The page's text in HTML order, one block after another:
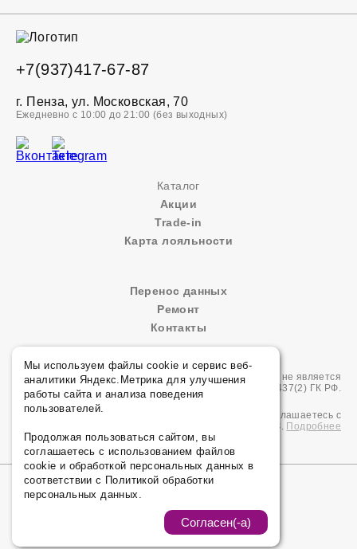
+7(937)417-67-87
г. Пенза, ул. Московская, 70
Ежедневно с 10:00 до 21:00 (без выходных)
Каталог
Акции
Trade-in
Карта лояльности
Перенос данных
Ремонт
Контакты
Сайт носит сугубо информационный характер и не является
публичной офертой, определяемой Статьей 437(2) ГК РФ.
Продолжая использовать сайт edwardpnz.ru вы соглашаетесь с
политикой конфиденциальности согласно 152-ФЗ. Подробнее
© ООО «ЭДВАРД», 2026 Все права защищены.
Политика конфиденциальности
Мы используем файлы cookie и сервис веб-
аналитики Яндекс.Метрика для улучшения
работы сайта и анализа поведения
пользователей.
Продолжая пользоваться сайтом, вы
соглашаетесь с использованием файлов
cookie и обработкой персональных данных в
соответствии с Политикой обработки
персональных данных.
Согласен(-а)